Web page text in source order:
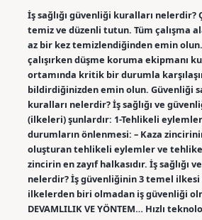
İş sağlığı güvenliği kuralları nelerdir?
temiz ve düzenli tutun. Tüm çalışma
az bir kez temizlendiğinden emin
çalışırken düşme koruma ekipmanı
ortamında kritik bir durumla
bildirdiğinizden emin olun. Güvenliği
kuralları nelerdir? İş sağlığı ve
(ilkeleri) şunlardır: 1-Tehlikeli
durumların önlenmesi: – Kaza
oluşturan tehlikeli eylemler ve
zincirin en zayıf halkasıdır. İş sağlığı
nelerdir? İş güvenliğinin 3 temel ilkesi
ilkelerden biri olmadan iş güvenliği
DEVAMLILIK VE YÖNTEM… Hızlı